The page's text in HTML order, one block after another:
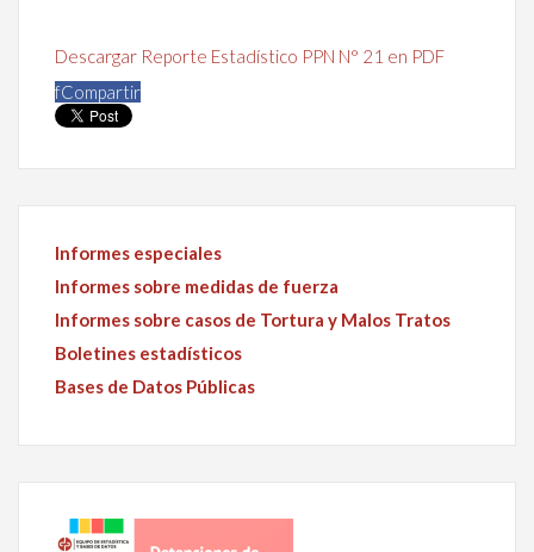
Descargar Reporte Estadístico PPN N° 21 en PDF
fCompartir
Informes especiales
Informes sobre medidas de fuerza
Informes sobre casos de Tortura y Malos Tratos
Boletines estadísticos
Bases de Datos Públicas